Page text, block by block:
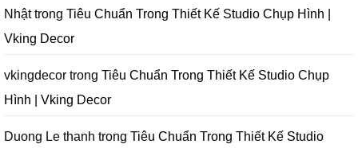
Chụp
Ảnh
Đà
Vking
Decor
Nhậttrong Tiêu Chuẩn Trong Thiết Kế Studio Chụp Hình |
Vking Decor
vkingdecor trong Tiêu Chuẩn Trong Thiết Kế Studio Chụp
Hình | Vking Decor
Duong Le thanh trong Tiêu Chuẩn Trong Thiết Kế Studio